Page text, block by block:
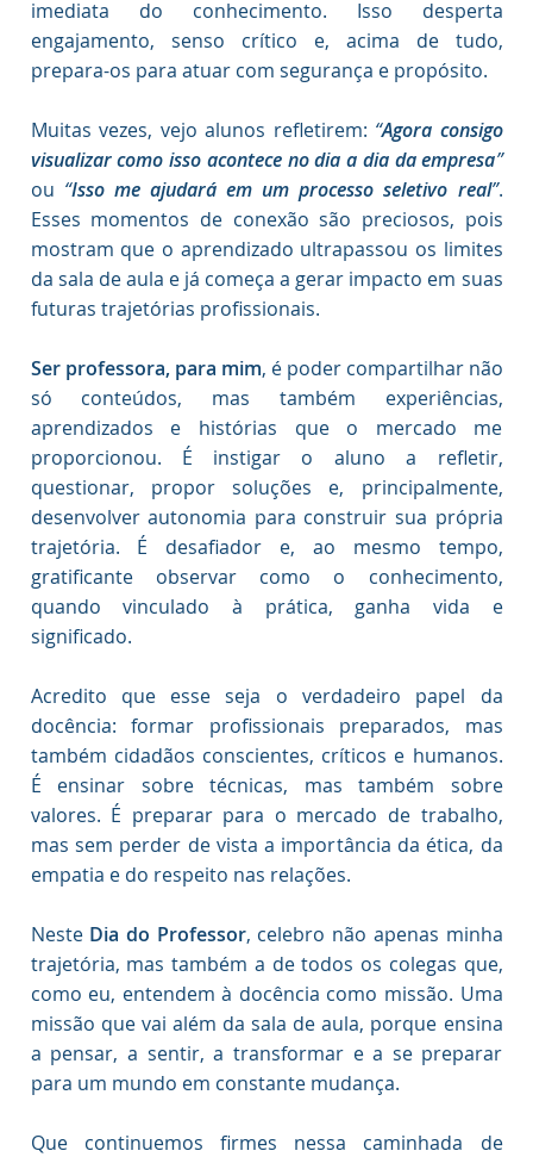
imediata do conhecimento. Isso desperta
engajamento, senso crítico e, acima de tudo,
prepara-os para atuar com segurança e propósito.
Muitas vezes, vejo alunos refletirem: “Agora consigo
visualizar como isso acontece no dia a dia da empresa”
ou “Isso me ajudará em um processo seletivo real”.
Esses momentos de conexão são preciosos, pois
mostram que o aprendizado ultrapassou os limites
da sala de aula e já começa a gerar impacto em suas
futuras trajetórias profissionais.
Ser professora, para mim, é poder compartilhar não
só conteúdos, mas também experiências,
aprendizados e histórias que o mercado me
proporcionou. É instigar o aluno a refletir,
questionar, propor soluções e, principalmente,
desenvolver autonomia para construir sua própria
trajetória. É desafiador e, ao mesmo tempo,
gratificante observar como o conhecimento,
quando vinculado à prática, ganha vida e
significado.
Acredito que esse seja o verdadeiro papel da
docência: formar profissionais preparados, mas
também cidadãos conscientes, críticos e humanos.
É ensinar sobre técnicas, mas também sobre
valores. É preparar para o mercado de trabalho,
mas sem perder de vista a importância da ética, da
empatia e do respeito nas relações.
Neste Dia do Professor, celebro não apenas minha
trajetória, mas também a de todos os colegas que,
como eu, entendem à docência como missão. Uma
missão que vai além da sala de aula, porque ensina
a pensar, a sentir, a transformar e a se preparar
para um mundo em constante mudança.
Que continuemos firmes nessa caminhada de